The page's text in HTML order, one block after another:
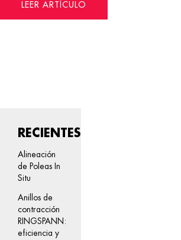
LEER ARTÍCULO
RECIENTES
Alineación
de Poleas In
Situ
Anillos de
contracción
RINGSPANN:
eficiencia y